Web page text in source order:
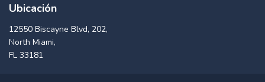
Ubicación
12550 Biscayne Blvd, 202,
North Miami,
FL 33181